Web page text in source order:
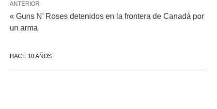
ANTERIOR
« Guns N’ Roses detenidos en la frontera de Canadá por
un arma
HACE 10 AÑOS